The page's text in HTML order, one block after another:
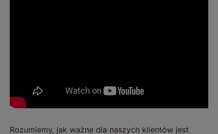
Rozumiemy, jak ważne dla naszych klientów jest